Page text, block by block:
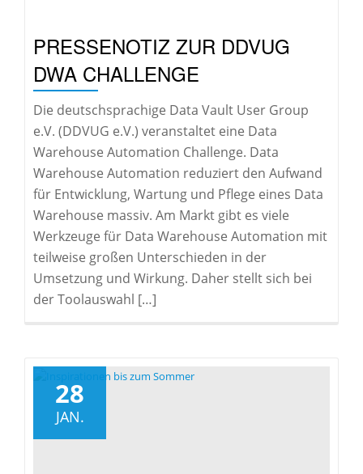
PRESSENOTIZ ZUR DDVUG
DWA CHALLENGE
Die deutschsprachige Data Vault User Group
e.V. (DDVUG e.V.) veranstaltet eine Data
Warehouse Automation Challenge. Data
Warehouse Automation reduziert den Aufwand
für Entwicklung, Wartung und Pflege eines Data
Warehouse massiv. Am Markt gibt es viele
Werkzeuge für Data Warehouse Automation mit
teilweise großen Unterschieden in der
Umsetzung und Wirkung. Daher stellt sich bei
der Toolauswahl […]
28
JAN.